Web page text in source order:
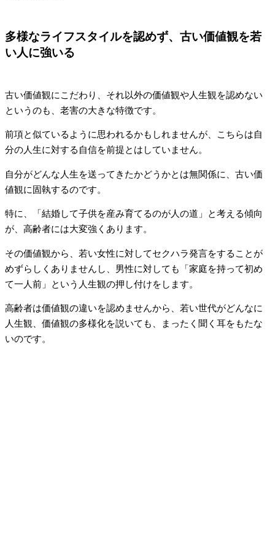
多様なライフスタイルを認めず、古い価値観を若
い人に強いる
古い価値観にこだわり、それ以外の価値観や人生観を認めない
というのも、老害の大きな特徴です。
前項と似ているように思われるかもしれませんが、こちらは自
分の人生に対する自信を前提とはしていません。
自分がどんな人生を送ってきたかどうかとは無関係に、古い価
値観に固執するのです。
特に、「結婚して子供を産み育てるのが人の道」と考える傾向
が、高齢者には大変強くあります。
その価値観から、若い女性に対してセクハラ発言をすることが
めずらしくありませんし、男性に対しても「家庭を持って初め
て一人前」という人生観の押し付けをします。
高齢者は価値観の違いを認めませんから、若い世代がどんなに
人生観、価値観の多様化を説いても、まったく聞く耳をもたな
いのです。